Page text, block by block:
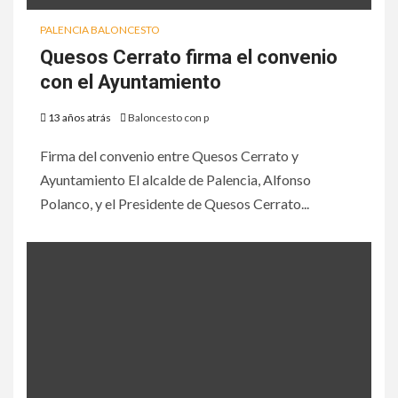
PALENCIA BALONCESTO
Quesos Cerrato firma el convenio
con el Ayuntamiento
13 años atrás Baloncesto con p
Firma del convenio entre Quesos Cerrato y
Ayuntamiento El alcalde de Palencia, Alfonso
Polanco, y el Presidente de Quesos Cerrato...